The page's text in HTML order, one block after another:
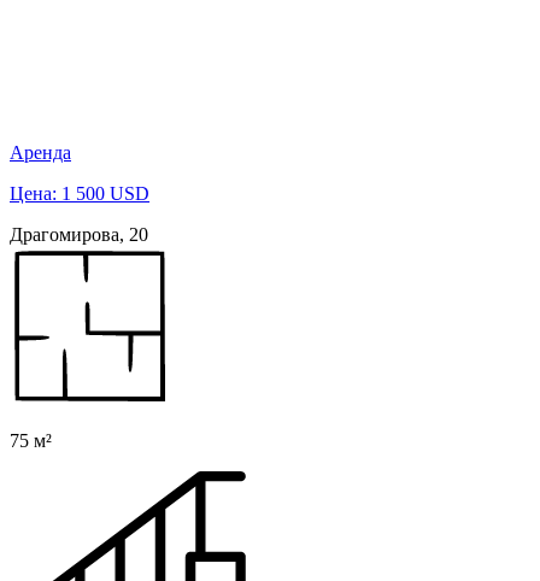
Аренда
Цена: 1 500 USD
Драгомирова, 20
75 м²